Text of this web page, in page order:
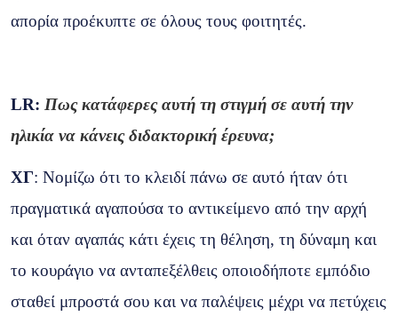
απορία προέκυπτε σε όλους τους φοιτητές.
LR: Πως κατάφερες αυτή τη στιγμή σε αυτή την
ηλικία να κάνεις διδακτορική έρευνα;
ΧΓ: Νομίζω ότι το κλειδί πάνω σε αυτό ήταν ότι
πραγματικά αγαπούσα το αντικείμενο από την αρχή
και όταν αγαπάς κάτι έχεις τη θέληση, τη δύναμη και
το κουράγιο να ανταπεξέλθεις οποιοδήποτε εμπόδιο
σταθεί μπροστά σου και να παλέψεις μέχρι να πετύχεις